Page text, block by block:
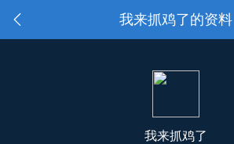
我来抓鸡了的资料
我来抓鸡了